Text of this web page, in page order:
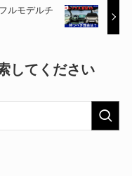
ルモデルチ
してください